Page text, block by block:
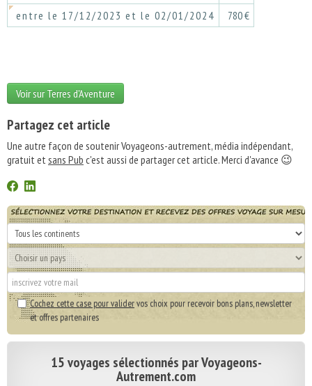
entre le 17/12/2023 et le 02/01/2024
780 €
Voir sur Terres d'Aventure
Partagez cet article
Une autre façon de soutenir Voyageons-autrement, média indépendant,
gratuit etsans Pub c'est aussi de partager cet article. Merci d'avance 😉
Cochez cette case pour validervos choix pour recevoir bons plans, newsletter
et offres partenaires
15 voyages sélectionnés par Voyageons-
Autrement.com